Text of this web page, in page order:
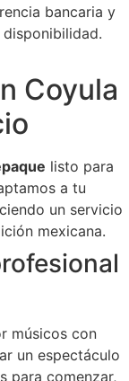
bancaria y
Coyula
listo para
a tu
un servicio
mexicana.
músicos con
un espectáculo
para comenzar,